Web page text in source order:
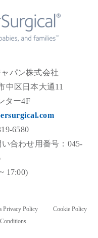
パン株式会社
中区日本大通11
ター4F
6580
合わせ用番号：045-
17:00)
Privacy Policy
Cookie Policy